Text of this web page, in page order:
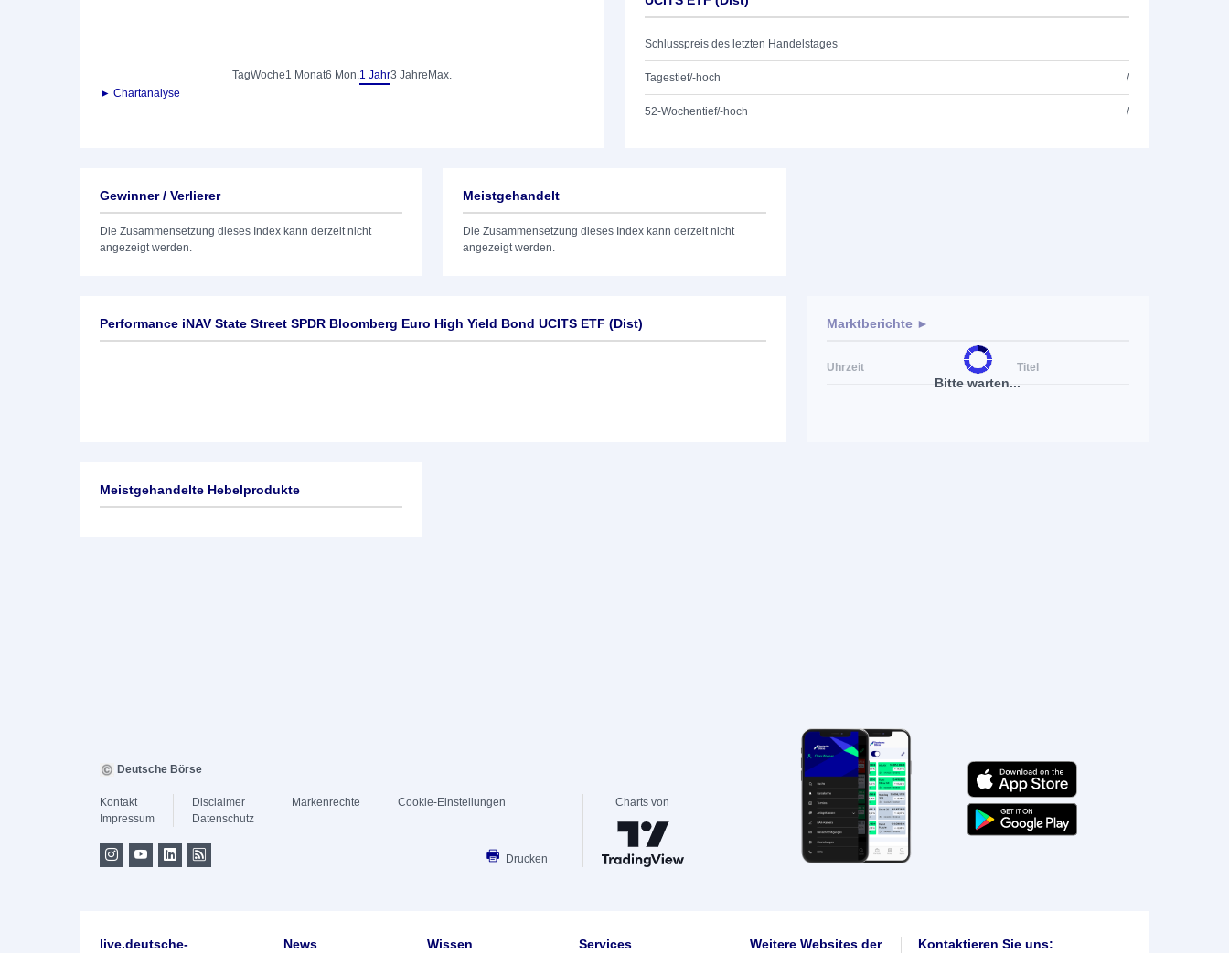
TagWoche1 Monat6 Mon.1 Jahr3 Jahre Max.
► Chartanalyse
Schlusspreis des letzten Handelstages
Tagestief/-hoch /
52-Wochentief/-hoch /
Gewinner / Verlierer
Die Zusammensetzung dieses Index kann derzeit nicht
angezeigt werden.
Meistgehandelt
Die Zusammensetzung dieses Index kann derzeit nicht
angezeigt werden.
Performance iNAV State Street SPDR Bloomberg Euro High Yield Bond UCITS ETF (Dist)
Bitte warten...
Marktberichte ►
Uhrzeit Titel
Meistgehandelte Hebelprodukte
Deutsche Börse
Kontakt
Impressum
Disclaimer
Datenschutz
Markenrechte Cookie-Einstellungen
Drucken
Charts von
live.deutsche-
News Wissen Services
Weitere Websites der
Kontaktieren Sie uns: